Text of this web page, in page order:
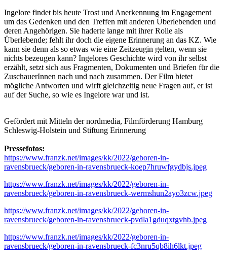
Ingelore findet bis heute Trost und Anerkennung im Engagement
um das Gedenken und den Treffen mit anderen Überlebenden und
deren Angehörigen. Sie haderte lange mit ihrer Rolle als
Überlebende; fehlt ihr doch die eigene Erinnerung an das KZ. Wie
kann sie denn als so etwas wie eine Zeitzeugin gelten, wenn sie
nichts bezeugen kann? Ingelores Geschichte wird von ihr selbst
erzählt, setzt sich aus Fragmenten, Dokumenten und Briefen für die
ZuschauerInnen nach und nach zusammen. Der Film bietet
mögliche Antworten und wirft gleichzeitig neue Fragen auf, er ist
auf der Suche, so wie es Ingelore war und ist.
Gefördert mit Mitteln der nordmedia, Filmförderung Hamburg
Schleswig-Holstein und Stiftung Erinnerung
Pressefotos:
https://www.franzk.net/images/kk/2022/geboren-in-
ravensbrueck/geboren-in-ravensbrueck-koep7hruwfgydbjs.jpeg
https://www.franzk.net/images/kk/2022/geboren-in-
ravensbrueck/geboren-in-ravensbrueck-wermshun2ayo3zcw.jpeg
https://www.franzk.net/images/kk/2022/geboren-in-
ravensbrueck/geboren-in-ravensbrueck-pvdla1gduqxtgvhb.jpeg
https://www.franzk.net/images/kk/2022/geboren-in-
ravensbrueck/geboren-in-ravensbrueck-fc3nru5qb8ih6lkt.jpeg